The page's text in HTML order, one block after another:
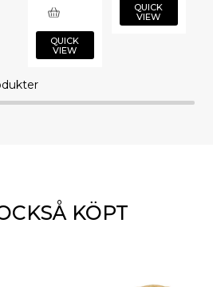
QUICK
VIEW
QUICK
VIEW
KÖPT